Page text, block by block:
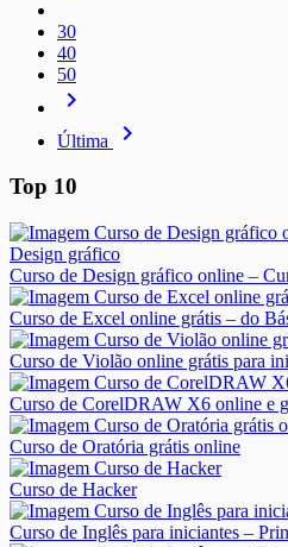
30
40
50
navigate_next
Última navigate_next
Top 10
Curso de Design gráfico online –
Curso de Excel online grátis – do
Curso de Violão online grátis para
Curso de CorelDRAW X6 online e
Curso de Oratória grátis online
Curso de Hacker
Curso de Inglês para iniciantes –